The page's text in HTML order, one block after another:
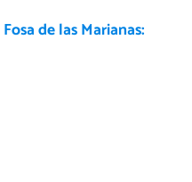
Fosa de las Marianas: